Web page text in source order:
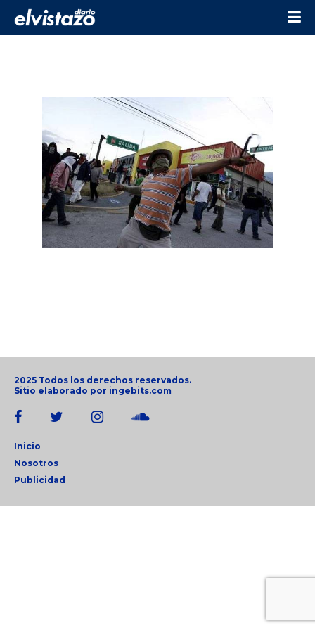
2025 Todos los derechos reservados.
Sitio elaborado por ingebits.com
Inicio
Nosotros
Publicidad